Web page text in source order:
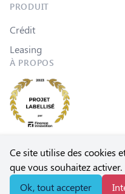
PRODUIT
Crédit
Leasing
À PROPOS
Mentions légales|
Ce site utilise des cookies
que vous souhaitez activer.
Ok, tout accepter